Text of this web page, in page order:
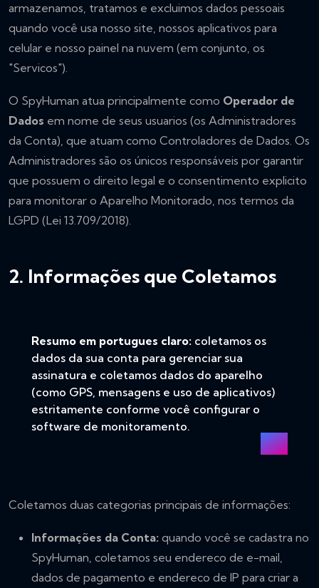
armazenamos, tratamos e excluimos dados pessoais
quando você usa nosso site, nossos aplicativos para
celular e nosso painel na nuvem (em conjunto, os
"Servicos").
O SpyHuman atua principalmente como Operador de
Dados em nome de seus usuarios (os Administradores
da Conta), que atuam como Controladores de Dados. Os
Administradores são os únicos responsáveis por garantir
que possuem o direito legal e o consentimento explicito
para monitorar o Aparelho Monitorado, nos termos da
LGPD (Lei 13.709/2018).
2. Informações que Coletamos
Resumo em portugues claro: coletamos os
dados da sua conta para gerenciar sua
assinatura e coletamos dados do aparelho
(como GPS, mensagens e uso de aplicativos)
estritamente conforme você configurar o
software de monitoramento.
Coletamos duas categorias principais de informações:
Informações da Conta: quando você se cadastra no
SpyHuman, coletamos seu endereco de e-mail,
dados de pagamento e endereco de IP para criar a